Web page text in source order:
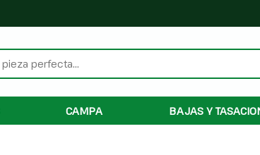
CAMPA BAJAS Y